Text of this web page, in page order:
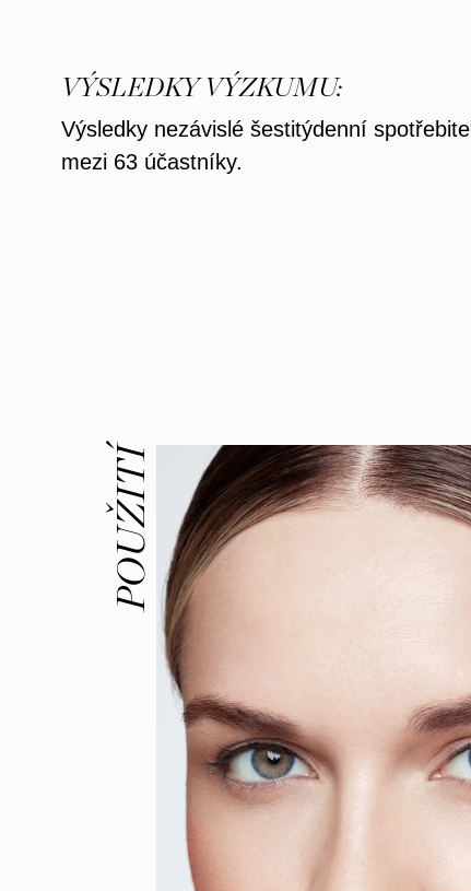
VÝSLEDKY VÝZKUMU:
Výsledky nezávislé šestitýdenní
mezi 63 účastníky.
POUŽITÍ